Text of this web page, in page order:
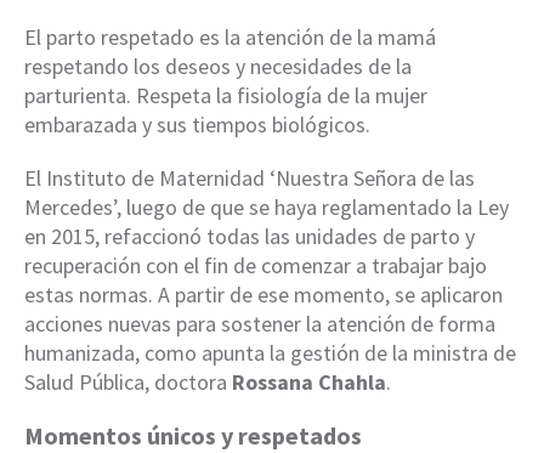
El parto respetado es la atención de la mamá
respetando los deseos y necesidades de la
parturienta. Respeta la fisiología de la mujer
embarazada y sus tiempos biológicos.
El Instituto de Maternidad ‘Nuestra Señora de las
Mercedes’, luego de que se haya reglamentado la Ley
en 2015, refaccionó todas las unidades de parto y
recuperación con el fin de comenzar a trabajar bajo
estas normas. A partir de ese momento, se aplicaron
acciones nuevas para sostener la atención de forma
humanizada, como apunta la gestión de la ministra de
Salud Pública, doctora Rossana Chahla.
Momentos únicos y respetados